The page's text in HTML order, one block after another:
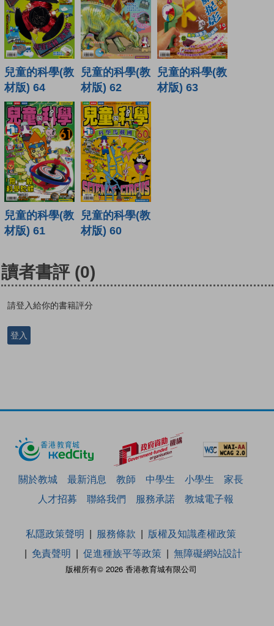
兒童的科學(教
材版) 64
兒童的科學(教
材版) 62
兒童的科學(教
材版) 63
兒童的科學(教
材版) 61
兒童的科學(教
材版) 60
讀者書評 (0)
請登入給你的書籍評分
登入
關於教城 最新消息 教師 中學生 小學生
家長
人才招募
聯絡我們 服務承諾 教城電子報
版權所有© 2026 香港教育城有限公司
私隱政策聲明 服務條款
版權及知識產權政策
免責聲明
促進種族平等政策 無障礙網站設計